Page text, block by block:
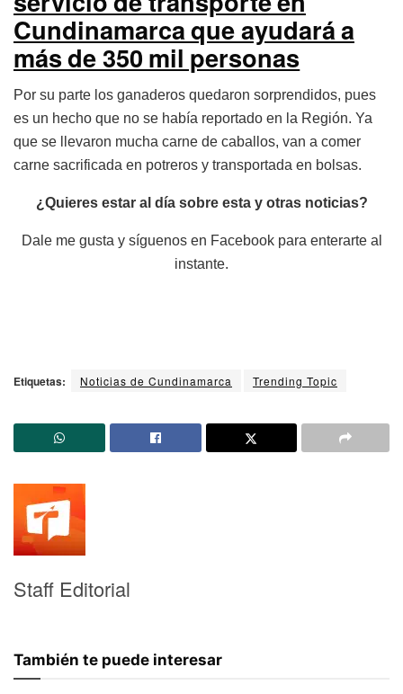
Cundinamarca que ayudará a
más de 350 mil personas
Por su parte los ganaderos quedaron sorprendidos, pues
es un hecho que no se había reportado en la Región. Ya
que se llevaron mucha carne de caballos, van a comer
carne sacrificada en potreros y transportada en bolsas.
¿Quieres estar al día sobre esta y otras noticias?
Dale me gusta y síguenos en Facebook para enterarte al
instante.
Etiquetas: Noticias de Cundinamarca Trending Topic
Staff Editorial
También te puede interesar